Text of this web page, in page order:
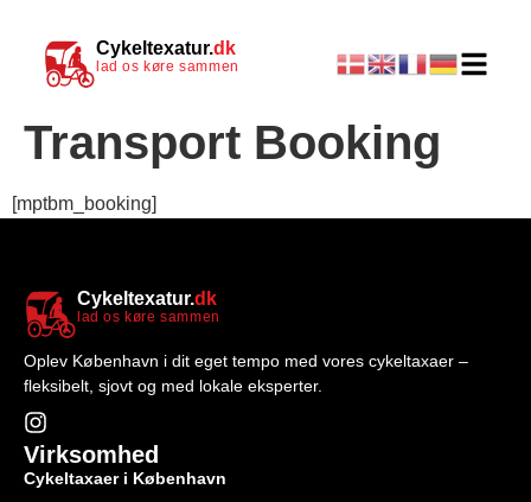
Cykeltexatur.dk
lad os køre sammen
Transport Booking
[mptbm_booking]
Cykeltexatur.dk
lad os køre sammen
Oplev København i dit eget tempo med vores cykeltaxaer –
fleksibelt, sjovt og med lokale eksperter.
Virksomhed
Cykeltaxaer i København